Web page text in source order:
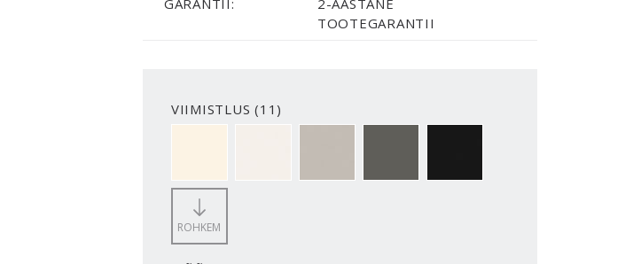
GARANTII:
2-AASTANE
TOOTEGARANTII
VIIMISTLUS (11)
ROHKEM